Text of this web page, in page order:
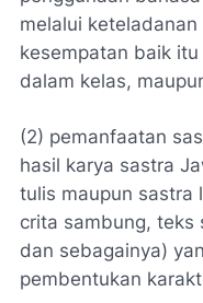
melalui
kesempatan baik
dalam kelas,
(2) pemanfaatan
hasil karya sastra
tulis maupun sastra
crita sambung, teks
dan sebagainya)
pembentukan